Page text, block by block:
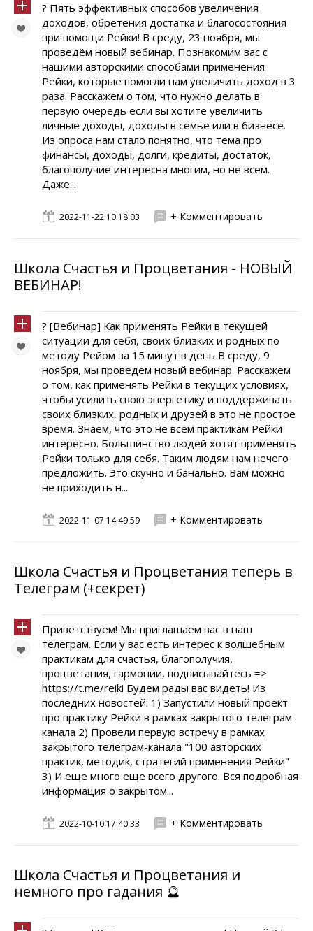
? Пять эффективных способов увеличения
доходов, обретения достатка и благосостояния
при помощи Рейки! В среду, 23 ноября, мы
проведём новый вебинар. Познакомим вас с
нашими авторскими способами применения
Рейки, которые помогли нам увеличить доход в 3
раза. Расскажем о том, что нужно делать в
первую очередь если вы хотите увеличить
личные доходы, доходы в семье или в бизнесе.
Из опроса нам стало понятно, что тема про
финансы, доходы, долги, кредиты, достаток,
благополучие интересна многим, но не всем.
Даже...
2022-11-22 10:18:03 + Комментировать
Школа Счастья и Процветания - НОВЫЙ
ВЕБИНАР!
? [Вебинар] Как применять Рейки в текущей
ситуации для себя, своих близких и родных по
методу Рейом за 15 минут в день В среду, 9
ноября, мы проведем новый вебинар. Расскажем
о том, как применять Рейки в текущих условиях,
чтобы усилить свою энергетику и поддерживать
своих близких, родных и друзей в это не простое
время. Знаем, что это не всем практикам Рейки
интересно. Большинство людей хотят применять
Рейки только для себя. Таким людям нам нечего
предложить. Это скучно и банально. Вам можно
не приходить н...
2022-11-07 14:49:59 + Комментировать
Школа Счастья и Процветания теперь в
Телеграм (+секрет)
Приветствуем! Мы приглашаем вас в наш
телеграм. Если у вас есть интерес к волшебным
практикам для счастья, благополучия,
процветания, гармонии, подписывайтесь =>
https://t.me/reiki Будем рады вас видеть! Из
последних новостей: 1) Запустили новый проект
про практику Рейки в рамках закрытого телеграм-
канала 2) Провели первую встречу в рамках
закрытого телеграм-канала "100 авторских
практик, методик, стратегий применения Рейки"
3) И еще много еще всего другого. Вся подробная
информация о закрытом...
2022-10-10 17:40:33 + Комментировать
Школа Счастья и Процветания и
немного про гадания 🔮